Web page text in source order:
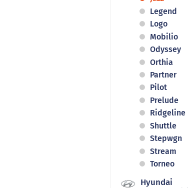
Legend
Logo
Mobilio
Odyssey
Orthia
Partner
Pilot
Prelude
Ridgeline
Shuttle
Stepwgn
Stream
Torneo
Hyundai